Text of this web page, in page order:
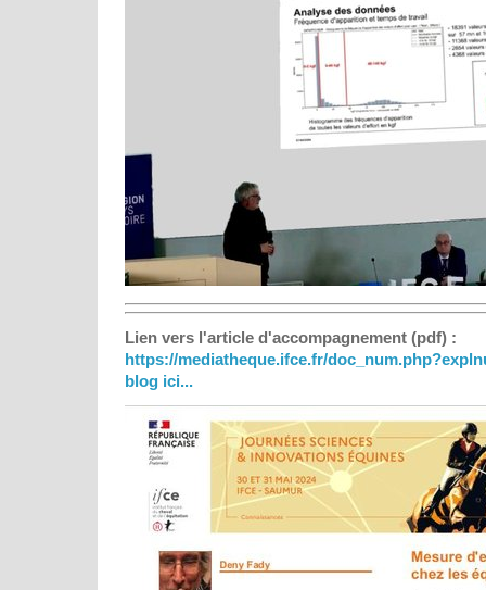
Lien vers l'article d'accompagnement (pdf) :
https://mediatheque.ifce.fr/
blog ici...